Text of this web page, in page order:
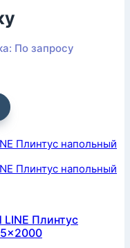
По запросу
LINE Плинтус